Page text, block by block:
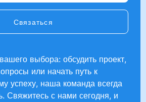
Связаться
выбора: обсудить проект,
или начать путь к
успеху, наша команда всегда
Свяжитесь с нами сегодня, и